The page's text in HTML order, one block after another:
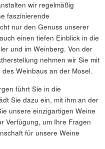
wir regelmäßig
faszinierende
nur den Genuss unserer
einen tiefen Einblick in die
und im Weinberg. Von der
nehmen wir Sie mit
Weinbaus an der Mosel.
führt Sie in die
Sie dazu ein, mit ihm an der
unsere einzigartigen Weine
Verfügung, um Ihre Fragen
für unsere Weine